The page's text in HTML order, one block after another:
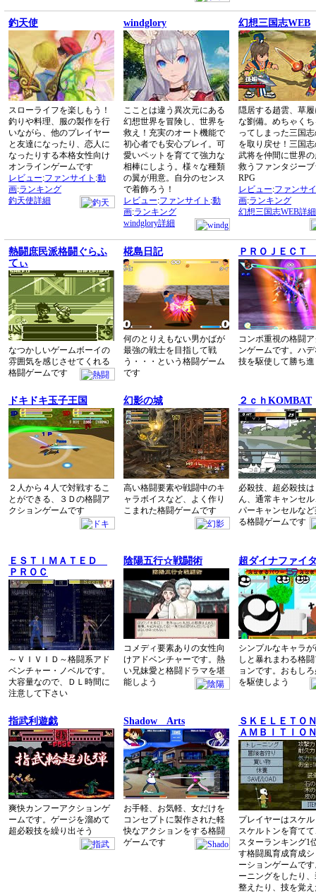
釣天使
スローライフを楽しもう！
釣りや料理、服の製作を行
いながら、他のプレイヤー
と友達になったり、恋人に
なったりする本格女性向け
オンラインゲームです
レビュー:ファンサイト :動
画:ランキング
釣天使詳細
windglory
こことは違う異次元にある
幻想世界を冒険し、世界を
救え！充実のオート機能で
初心者でも安心プレイ。可
愛いペットを育てて強力な
相棒にしよう。様々な種類
の翼が用意。自分のセンス
で着飾ろう！
レビュー:ファンサイト :動
画:ランキング
windglory詳細
幻想三国志WEB
隠居する趙雲、草
な劉備。めちゃく
ってしまった三国
を取り戻せ！三国
武将を仲間に世界
救うファンタジー
RPG
レビュー:ファンサ
画:ランキング
幻想三国志WEB詳細
熱闘庶民派格闘ぐらふ
てぃ
なつかしいゲームボーイの
雰囲気を感じさせてくれる
格闘ゲームです
椛島日記
何のとりえもない男かばが
最強の戦士を目指して戦
う・・・という格闘ゲーム
です
ＰＲＯＪＥＣＴ
コンボ重視の格闘
ンゲームです。ハ
技を駆使して勝ち
ドキドキ玉子王国
２人から４人で対戦するこ
とができる、３Ｄの格闘ア
クションゲームです
幻影の城
高い格闘要素や戦闘中のキ
ャラボイスなど、よく作り
こまれた格闘ゲームです
２ｃｈKOMBAT
必殺技、超必殺技
ん、通常キャンセ
パーキャンセルな
る格闘ゲームです
ＥＳＴＩＭＡＴＥＤ
ＰＲＯＣ
～ＶＩＶＩＤ～格闘系アド
ベンチャー・ノベルです。
大容量なので、ＤＬ時間に
注意して下さい
陰陽五行☆戦闘術
コメディ要素ありの女性向
けアドベンチャーです。熱
い兄妹愛と格闘ドラマを堪
能しよう
超ダイナファイ
シンプルなキャラ
しと暴れまわる格
ョンです。おもし
を駆使しよう
指武利遊戯
爽快カンフーアクションゲ
ームです。ゲージを溜めて
超必殺技を繰り出そう
Shadow Arts
お手軽、お気軽、女だけを
コンセプトに製作された軽
快なアクションをする格闘
ゲームです
ＳＫＥＬＥＴＯ
ＡＭＢＩＴＩＯ
プレイヤーはスケ
スケルトンを育て
スターランキング1
す格闘風育成育成
ーションゲームで
ーニングをしたり
整えたり、技を覚